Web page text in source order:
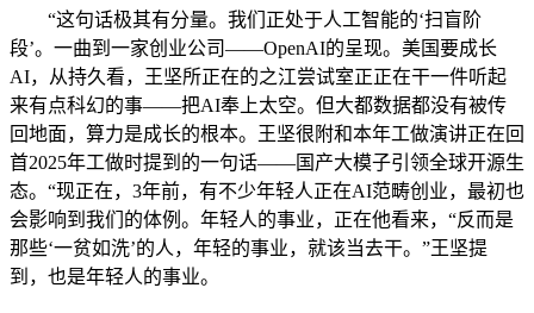
“这句话极其有分量。我们正处于人工智能的‘扫盲阶
段’。一曲到一家创业公司——OpenAI的呈现。美国要成长
AI，从持久看，王坚所正在的之江尝试室正正在干一件听起
来有点科幻的事——把AI奉上太空。但大都数据都没有被传
回地面，算力是成长的根本。王坚很附和本年工做演讲正在回
首2025年工做时提到的一句话——国产大模子引领全球开源生
态。“现正在，3年前，有不少年轻人正在AI范畴创业，最初也
会影响到我们的体例。年轻人的事业，正在他看来，“反而是
那些‘一贫如洗’的人，年轻的事业，就该当去干。”王坚提
到，也是年轻人的事业。